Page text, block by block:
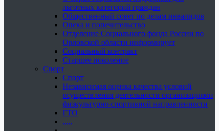
льготных категорий граждан
Общественный совет по делам инвалидов
Опека и попечительство
Отделение Социального фонда России по
Орловской области информирует
Социальный контракт
Старшее поколение
Спорт
Спорт
Независимая оценка качества условий
осуществления деятельности организациями
физкультурно-спортивной направленности
ГТО
.....